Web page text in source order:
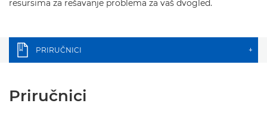
resursima za rešavanje problema za vaš dvogled.
PRIRUČNICI +
Priručnici